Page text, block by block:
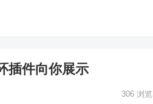
插件向你展示
306 浏览